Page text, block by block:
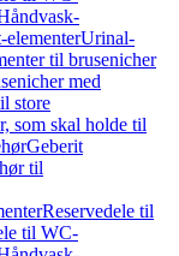
elementerUrinal-
til brusenicher
med
store
som skal holde til
Geberit
til
Reservedele til
til WC-